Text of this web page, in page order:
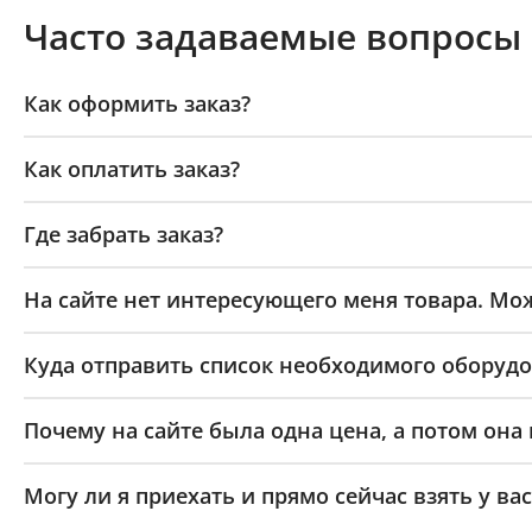
Часто задаваемые вопросы
Как оформить заказ?
Как оплатить заказ?
Где забрать заказ?
На сайте нет интересующего меня товара.
Куда отправить список необходимого
Почему на сайте была одна цена, а потом она
Могу ли я приехать и прямо сейчас взять у